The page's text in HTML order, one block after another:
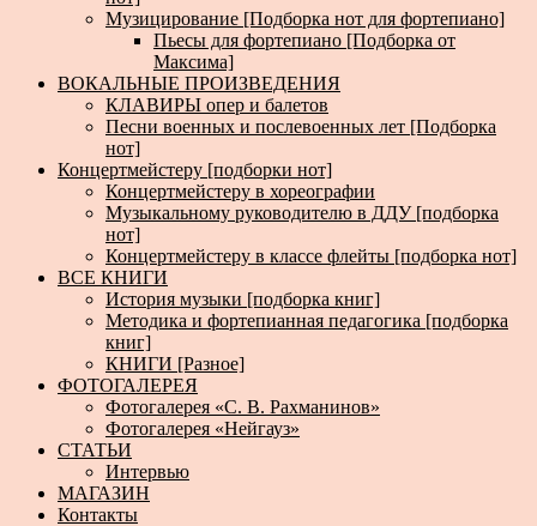
Музицирование [Подборка нот для фортепиано]
Пьесы для фортепиано [Подборка от
Максима]
ВОКАЛЬНЫЕ ПРОИЗВЕДЕНИЯ
КЛАВИРЫ опер и балетов
Песни военных и послевоенных лет [Подборка
нот]
Концертмейстеру [подборки нот]
Концертмейстеру в хореографии
Музыкальному руководителю в ДДУ [подборка
нот]
Концертмейстеру в классе флейты [подборка нот]
ВСЕ КНИГИ
История музыки [подборка книг]
Методика и фортепианная педагогика [подборка
книг]
КНИГИ [Разное]
ФОТОГАЛЕРЕЯ
Фотогалерея «С. В. Рахманинов»
Фотогалерея «Нейгауз»
СТАТЬИ
Интервью
МАГАЗИН
Контакты